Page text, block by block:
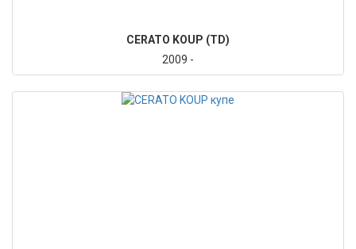
CERATO KOUP (TD)
2009 -